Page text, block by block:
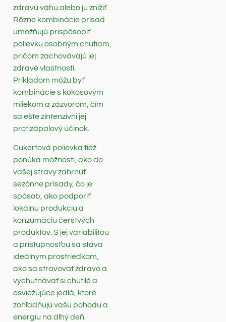
zdravú váhu alebo ju znížiť.
Rôzne kombinácie prísad
umožňujú prispôsobiť
polievku osobným chutiam,
pričom zachovávajú jej
zdravé vlastnosti.
Príkladom môžu byť
kombinácie s kokosovým
mliekom a zázvorom, čím
sa ešte zintenzívni jej
protizápalový účinok.
Cukertová polievka tiež
ponúka možnosti, ako do
vašej stravy zahrnúť
sezónne prísady, čo je
spôsob, ako podporiť
lokálnu produkciu a
konzumáciu čerstvých
produktov. S jej variabilitou
a prístupnosťou sa stáva
ideálnym prostriedkom,
ako sa stravovať zdravo a
vychutnávať si chutilé a
osviežujúce jedlá, ktoré
zohľadňujú vašu pohodu a
energiu na dlhý deň.